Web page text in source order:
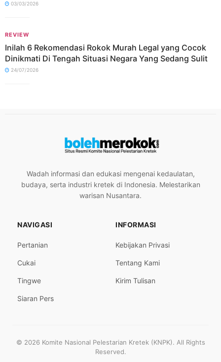
03/03/2026
REVIEW
Inilah 6 Rekomendasi Rokok Murah Legal yang Cocok
Dinikmati Di Tengah Situasi Negara Yang Sedang Sulit
24/07/2026
Wadah informasi dan edukasi mengenai kedaulatan,
budaya, serta industri kretek di Indonesia. Melestarikan
warisan Nusantara.
NAVIGASI
Pertanian
Cukai
Tingwe
Siaran Pers
INFORMASI
Kebijakan Privasi
Tentang Kami
Kirim Tulisan
© 2026 Komite Nasional Pelestarian Kretek (KNPK). All Rights
Reserved.